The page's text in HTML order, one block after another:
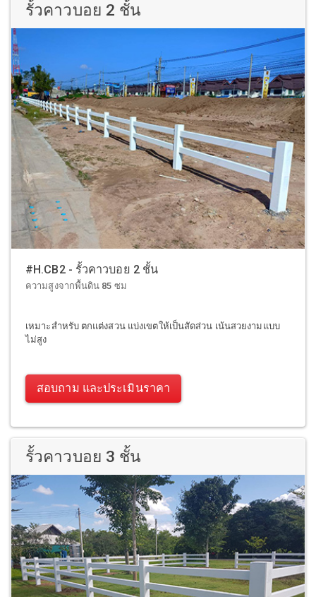
รั้วคาวบอย 2 ชั้น
#H.CB2 - รั้วคาวบอย 2 ชั้น
ความสูงจากพื้นดิน 85 ซม
เหมาะสำหรับ ตกแต่งสวน แบ่งเขตให้เป็นสัดส่วน เน้นสวยงามแบบ
ไม่สูง
สอบถาม และประเมินราคา
รั้วคาวบอย 3 ชั้น